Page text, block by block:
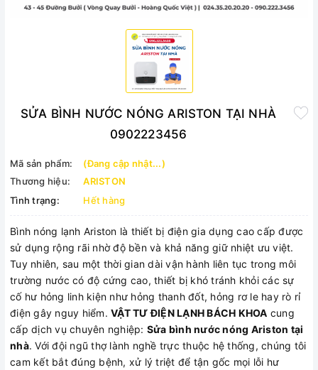
SỬA BÌNH NƯỚC NÓNG ARISTON TẠI NHÀ
0902223456
Mã sản phẩm:
(Đang cập nhật...)
Thương hiệu:
ARISTON
Tình trạng:
Hết hàng
Bình nóng lạnh Ariston là thiết bị điện gia dụng cao cấp được
sử dụng rộng rãi nhờ độ bền và khả năng giữ nhiệt ưu việt.
Tuy nhiên, sau một thời gian dài vận hành liên tục trong môi
trường nước có độ cứng cao, thiết bị khó tránh khỏi các sự
cố hư hỏng linh kiện như hỏng thanh đốt, hỏng rơ le hay rò rỉ
điện gây nguy hiểm. VẬT TƯ ĐIỆN LẠNH BÁCH KHOA cung
cấp dịch vụ chuyên nghiệp: Sửa bình nước nóng Ariston tại
nhà. Với đội ngũ thợ lành nghề trực thuộc hệ thống, chúng tôi
cam kết bắt đúng bệnh, xử lý triệt để tận gốc mọi lỗi hư